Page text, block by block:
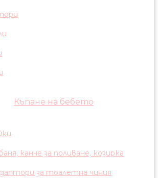
Къпане на бебето
канче за поливане, козирка
за тоалетна чиния